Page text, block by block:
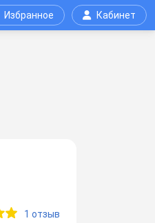
Избранное Кабинет
1 отзыв